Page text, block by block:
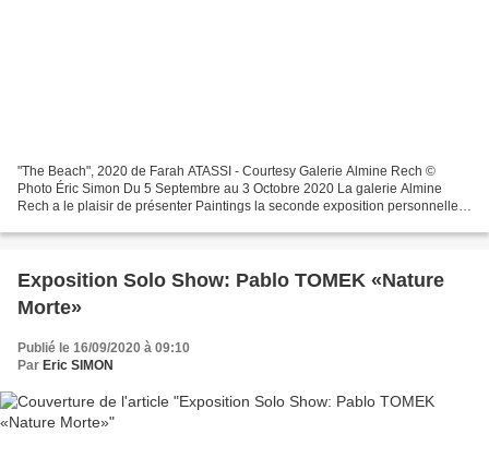
"The Beach", 2020 de Farah ATASSI - Courtesy Galerie Almine Rech ©
Photo Éric Simon Du 5 Septembre au 3 Octobre 2020 La galerie Almine
Rech a le plaisir de présenter Paintings la seconde exposition personnelle
Exposition Solo Show: Pablo TOMEK «Nature
Morte»
Publié le 16/09/2020 à 09:10
Par Eric SIMON